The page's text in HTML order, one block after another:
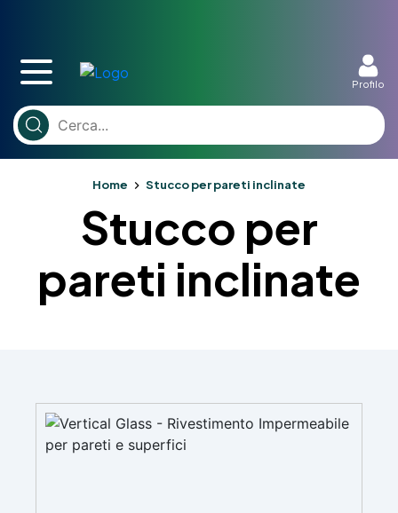
Profilo
Home Stucco per pareti inclinate
Stucco per
pareti inclinate